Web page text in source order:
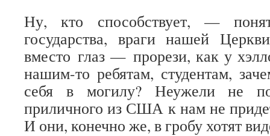
Ну, кто способствует, —
государства, враги нашей
вместо глаз — прорези, как у
нашим-то ребятам, студентам,
себя в могилу? Неужели не
приличного из США к нам не
И они, конечно же, в гробу хотят